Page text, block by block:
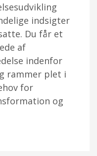
indsigter
Du får et
af
indenfor
rammer plet i
for
og